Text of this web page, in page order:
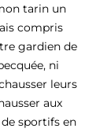
tarin un
compris
gardien de
ni
leurs
aux
sportifs en